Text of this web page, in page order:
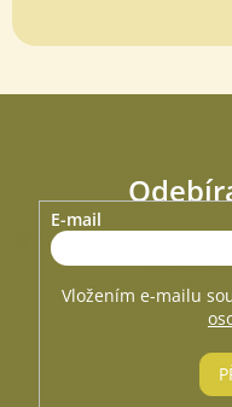
Vložte svůj e-mail a my
E-mail
Vložením e-mailu